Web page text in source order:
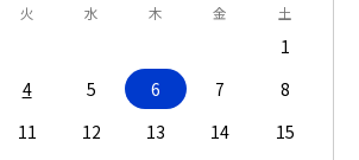
火 水 木 金 土
1
4 5 6 7
8
11 12 13 14
15